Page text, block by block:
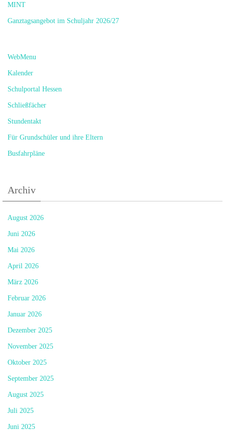
MINT
Ganztagsangebot im Schuljahr 2026/27
WebMenu
Kalender
Schulportal Hessen
Schließfächer
Stundentakt
Für Grundschüler und ihre Eltern
Busfahrpläne
Archiv
August 2026
Juni 2026
Mai 2026
April 2026
März 2026
Februar 2026
Januar 2026
Dezember 2025
November 2025
Oktober 2025
September 2025
August 2025
Juli 2025
Juni 2025